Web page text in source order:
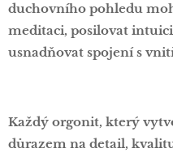
duchovního pohledu
meditaci, posilovat
usnadňovat spojení s
Každý orgonit, který
důrazem na detail,